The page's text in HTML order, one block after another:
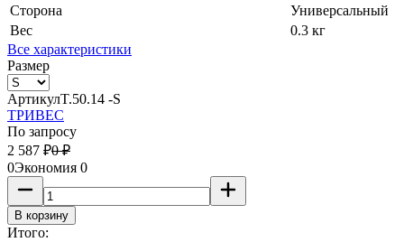
Сторона
Универсальный
Вес
0.3 кг
Все характеристики
Размер
АртикулT.50.14 -S
ТРИВЕС
По запросу
2 587 ₽0 ₽
0Экономия 0
В корзину
Итого: